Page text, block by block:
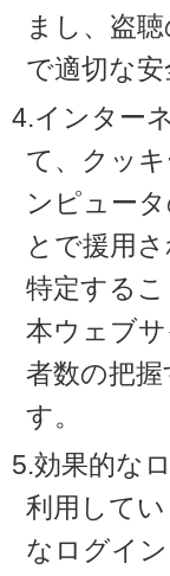
まし、盗
で適切な
4.インター
て、クッ
ンピュー
とで援用
特定する
本ウェブ
者数の把
す。
5.効果的な
利用して
なログイ